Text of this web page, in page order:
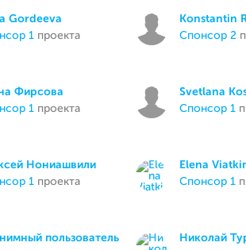
Gordeeva
1 проекта
Konstantin
спонсор 2
Фирсова
1 проекта
Svetlana
спонсор 1
Нониашвили
1 проекта
Elena
спонсор 1
пользователь
Николай